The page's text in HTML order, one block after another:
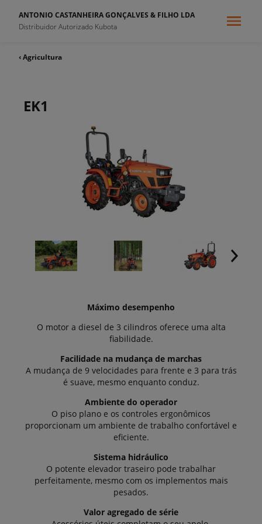
ANTONIO CASTANHEIRA GONÇALVES & FILHO LDA
Distribuidor Autorizado Kubota
‹ Agricultura
EK1
Máximo desempenho
O motor a diesel de 3 cilindros oferece uma alta
fiabilidade.
Facilidade na mudança de marchas
A mudança de 9 velocidades para frente e 3 para trás
é suave, mesmo enquanto conduz.
Ambiente do operador
O piso plano e os controles ergonômicos
proporcionam um ambiente de trabalho confortável e
eficiente.
Sistema hidráulico
O potente elevador traseiro pode trabalhar
perfeitamente, mesmo com os implementos mais
pesados.
Valor agregado de série